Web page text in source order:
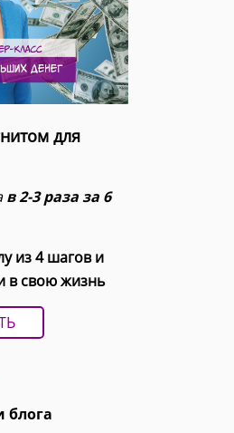
для
в 2-3 раза за 6
из 4 шагов и
в свою жизнь
блога